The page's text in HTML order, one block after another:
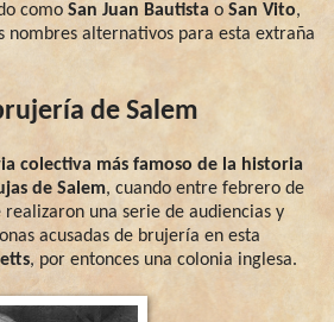
como San Juan Bautista o San Vito,
nombres alternativos para esta extraña
de Salem
colectiva más famoso de la historia
de Salem, cuando entre febrero de
realizaron una serie de audiencias y
acusadas de brujería en esta
, por entonces una colonia inglesa.